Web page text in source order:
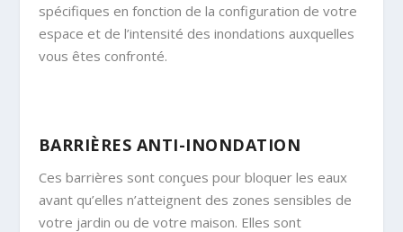
spécifiques en fonction de la configuration de votre
espace et de l’intensité des inondations auxquelles
vous êtes confronté.
BARRIÈRES ANTI-INONDATION
Ces barrières sont conçues pour bloquer les eaux
avant qu’elles n’atteignent des zones sensibles de
votre jardin ou de votre maison. Elles sont